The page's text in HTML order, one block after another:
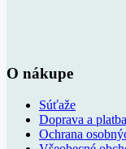
O nákupe
Súťaže
Doprava a platba
Ochrana